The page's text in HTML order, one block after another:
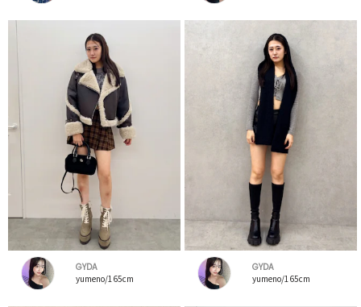
GYDA
yumeno/165cm
GYDA
yumeno/165cm